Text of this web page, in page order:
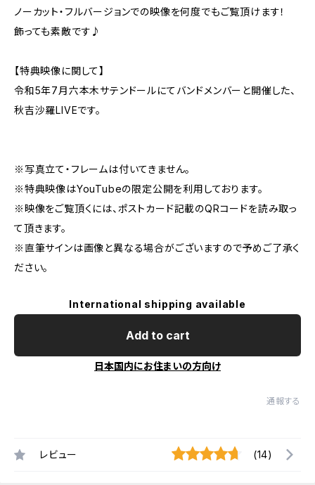
ノーカット・フルバージョンでの映像を何度でもご覧頂けます！
飾っても素敵です♪
【特典映像に関して】
令和5年7月六本木サテンドールにてバンドメンバーと開催した、
秋吉沙羅LIVEです。
※写真立て・フレームは付いてきません。
※特典映像はYouTubeの限定公開を利用しております。
※映像をご覧頂くには、ポストカード記載のQRコードを読み取っ
て頂きます。
※直筆サインは画像と異なる場合がございますので予めご了承く
ださい。
International shipping available
Add to cart
日本国内にお住まいの方向け
通報する
レビュー (14)